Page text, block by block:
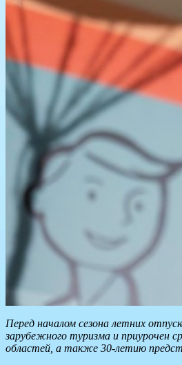
Перед началом сезона летних
зарубежного туризма и приурочен
областей, а также 30-летию